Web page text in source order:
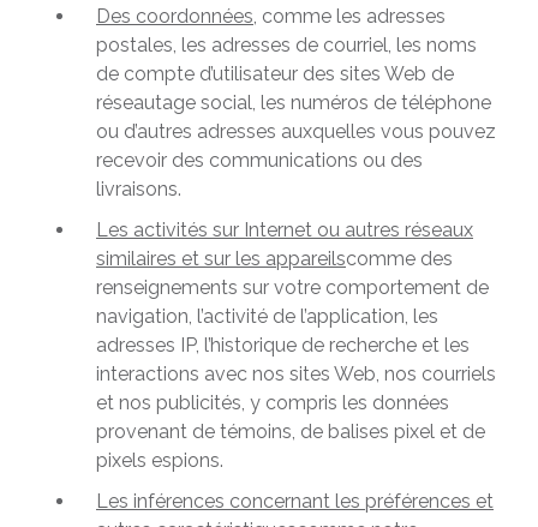
Des coordonnées, comme les adresses
postales, les adresses de courriel, les noms
de compte d’utilisateur des sites Web de
réseautage social, les numéros de téléphone
ou d’autres adresses auxquelles vous pouvez
recevoir des communications ou des
livraisons.
Les activités sur Internet ou autres réseaux
similaires et sur les appareilscomme des
renseignements sur votre comportement de
navigation, l’activité de l’application, les
adresses IP, l’historique de recherche et les
interactions avec nos sites Web, nos courriels
et nos publicités, y compris les données
provenant de témoins, de balises pixel et de
pixels espions.
Les inférences concernant les préférences et